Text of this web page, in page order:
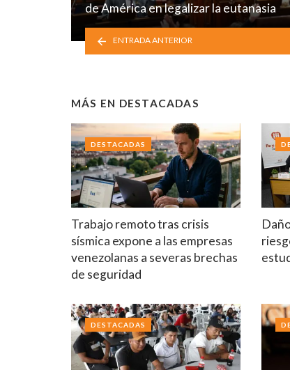
de América en legalizar la eutanasia
ENTRADA ANTERIOR
MÁS EN DESTACADAS
Trabajo remoto tras crisis
sísmica expone a las empresas
venezolanas a severas brechas
de seguridad
DESTACADAS
DESTACADAS